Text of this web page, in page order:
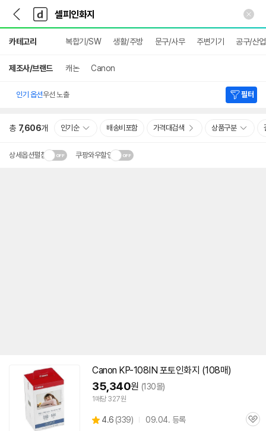
다
나
와
가
기
다
와
메
인
카테고리 복합기/SW 생활/주방 문구/사무 주변기기 공구/산
제조사/브랜드 캐논 Canon
인기 옵션우선 노출 필터
총 7,606개 인기순 배송비포함 가격대검색 상품구분
상세옵션펼침 쿠팡와우할인
Canon KP-108IN 포토인화지 (108매)
35,340원 (130몰)
1매당 327원
별
4.6 (상
339) 09.04. 등록
관